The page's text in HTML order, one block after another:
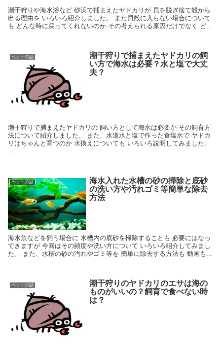
潮干狩りや海水浴など 砂浜で捕まえたヤドカリが 貝を脱ぎ捨て殻から
出る理由を いろいろ紹介しました。 また貝殻に入らない場合について
も どんな時に戻ってくれないのか その考えられる原因だけでなく ど...
ペットの話
潮干狩りで捕まえたヤドカリの飼
い方で海水は必要？水と塩で大丈
夫？
潮干狩りで捕まえたヤドカリの 飼い方として海水は必要か その飼育方
法について紹介しました。 また、水道水と塩で作った食塩水で ヤドカ
リはちゃんと育つのか 水換えについても いろいろ説明してみました。
ペットの話
海水入れた水槽の砂の掃除と底砂
の洗い方や汚れゴミ等簡単な除去
方法
海水魚などを飼う場合に 水槽内の底砂を掃除することも 必要にはなっ
てきますが 今回はその頻度や洗い方について いろいろ紹介してみまし
た。 また、水槽の砂の汚れやゴミ等を 簡単に除去する方法も 動画も...
ペットの話
潮干狩りのヤドカリのエサは海の
ものがいいの？飼育で食べない時
は？